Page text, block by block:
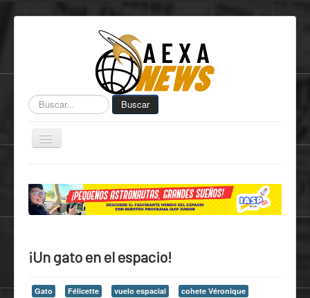
Buscar... Buscar
Toggle
Navigation
Centro de Informática AEXA
AexaSurvey
AEXA USA
Space Kidz
¡Un gato en el espacio!
Gato Félicette vuelo espacial
cohete Véronique